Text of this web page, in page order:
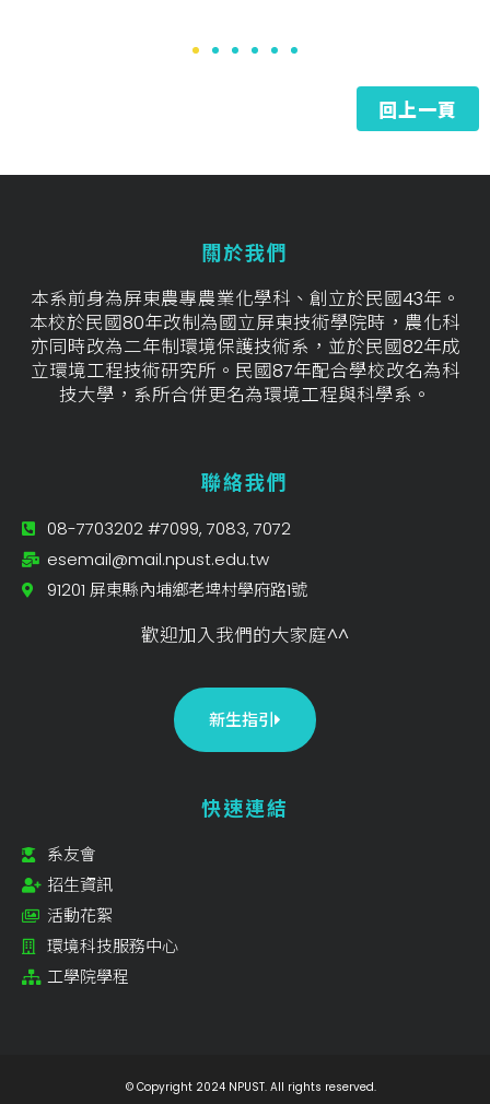
回上一頁
關於我們
本系前身為屏東農專農業化學科、創立於民國43年。
本校於民國80年改制為國立屏東技術學院時，農化科
亦同時改為二年制環境保護技術系，並於民國82年成
立環境工程技術研究所。民國87年配合學校改名為科
技大學，系所合併更名為環境工程與科學系。
聯絡我們
08-7703202 #7099, 7083, 7072
esemail@mail.npust.edu.tw
91201 屏東縣內埔鄉老埤村學府路1號
歡迎加入我們的大家庭^^
新生指引
快速連結
系友會
招生資訊
活動花絮
環境科技服務中心
工學院學程
© Copyright 2024 NPUST. All rights reserved.